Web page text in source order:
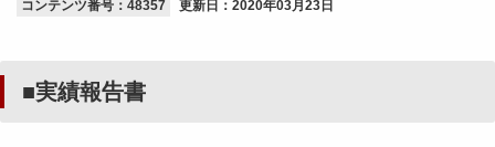
コンテンツ番号：48357 更新日： 2020年03月23日
■実績報告書